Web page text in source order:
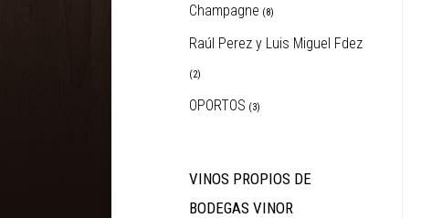
Champagne (8)
Raúl Perez y Luis Miguel Fdez
(2)
OPORTOS (3)
VINOS PROPIOS DE
BODEGAS VINOR